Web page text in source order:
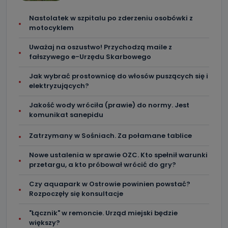
Do kiedy Państwa dane osobowe będą
przechowywane?
Do czasu wycofania zgody lub, jeśli dane będą
przetwarzane na podstawie prawnie uzasadnionego celu
administratora – do momentu wniesienia sprzeciwu.
Jakie dane osobowe przetwarzamy?
dane, które pochodzą bezpośrednio od Państwa (lub
zostały przekazane w Państwa imieniu) lub dane osobowe,
które zostały zebrane ze źródeł publicznie dostępnych, w
kontaktowy, adres korespondencyjny. Odbiorcą Pastwa
danych osobowych są pracownicy i współpracownicy
biznesowej działalności.
danych osobowych?
e-mailowo pod adresem: poczta@tvproart.pl
Nastolatek w szpitalu po zderzeniu osobówki z
motocyklem
Uważaj na oszustwo! Przychodzą maile z
fałszywego e-Urzędu Skarbowego
Jak wybrać prostownicę do włosów puszących się i
elektryzujących?
Jakość wody wróciła (prawie) do normy. Jest
komunikat sanepidu
Zatrzymany w Sośniach. Za połamane tablice
Nowe ustalenia w sprawie OZC. Kto spełnił warunki
przetargu, a kto próbował wrócić do gry?
Czy aquapark w Ostrowie powinien powstać?
Rozpoczęły się konsultacje
"Łącznik" w remoncie. Urząd miejski będzie
większy?